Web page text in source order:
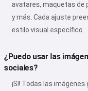
avatares, maquetas de
y más. Cada ajuste
estilo visual específico.
¿Puedo usar las
sociales?
¡Sí! Todas las